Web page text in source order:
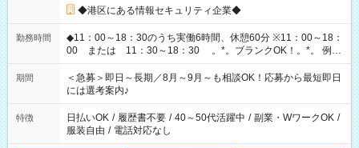
◆港区にある情報セキュリティ企業◆
勤務時間
◆11：00～18：30のうち実働6時間、休憩60分 ※11：00～18：
00 または 11：30～18：30 。*。ブランクOK！。*。 例え
ば前職が、 在宅/財団法人/事務/コールセンター/受付/販売/カフェ
スタッフ スイーツ販売/ホテルフロント/化粧品販売/など 様々な
業界から入社して活躍されています♪
期間
＜急募＞即日～長期／8月～9月～も相談OK！応募から最短即日
には選考案内♪
特徴 日払いOK / 履歴書不要 / 40～50代活躍中 / 副業・WワークOK /
服装自由 / 電話対応なし